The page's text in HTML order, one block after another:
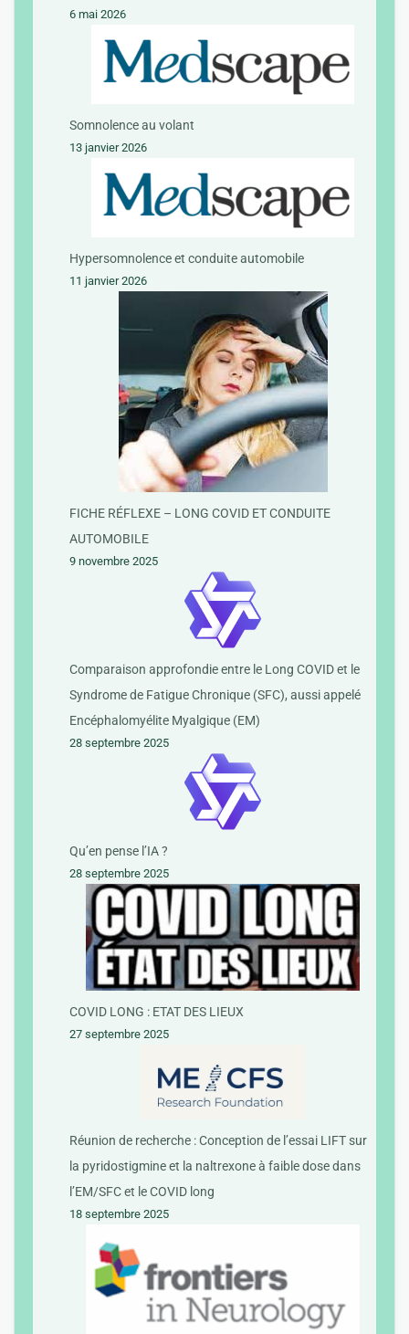
6 mai 2026
Somnolence au volant
13 janvier 2026
Hypersomnolence et conduite automobile
11 janvier 2026
FICHE RÉFLEXE – LONG COVID ET CONDUITE
AUTOMOBILE
9 novembre 2025
Comparaison approfondie entre le Long COVID et le
Syndrome de Fatigue Chronique (SFC), aussi appelé
Encéphalomyélite Myalgique (EM)
28 septembre 2025
Qu’en pense l’IA ?
28 septembre 2025
COVID LONG : ETAT DES LIEUX
27 septembre 2025
Réunion de recherche : Conception de l’essai LIFT sur
la pyridostigmine et la naltrexone à faible dose dans
l’EM/SFC et le COVID long
18 septembre 2025